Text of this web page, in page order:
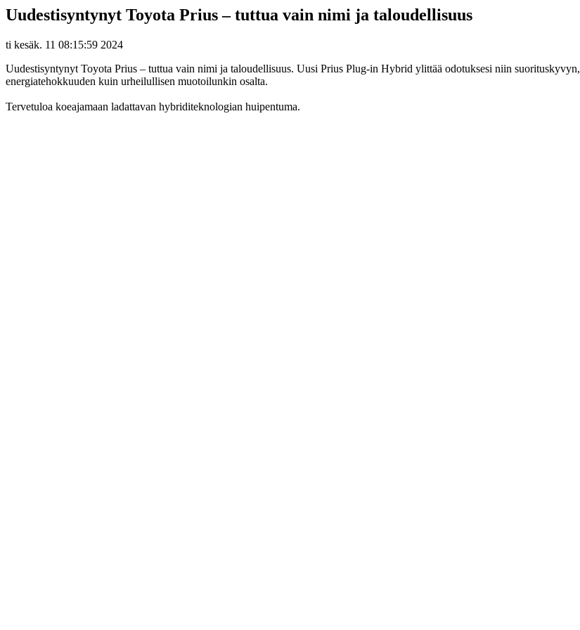
Uudestisyntynyt Toyota Prius – tuttua vain nimi ja taloudellisuus
ti kesäk. 11 08:15:59 2024
Uudestisyntynyt Toyota Prius – tuttua vain nimi ja taloudellisuus. Uusi Prius Plug-in Hybrid ylittää odotuksesi niin suorituskyvyn,
energiatehokkuuden kuin urheilullisen muotoilunkin osalta.
Tervetuloa koeajamaan ladattavan hybriditeknologian huipentuma.